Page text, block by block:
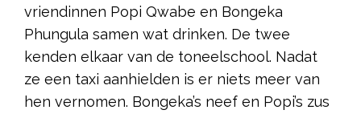
vriendinnen Popi Qwabe en Bongeka
Phungula samen wat drinken. De twee
kenden elkaar van de toneelschool. Nadat
ze een taxi aanhielden is er niets meer van
hen vernomen. Bongeka’s neef en Popi’s zus